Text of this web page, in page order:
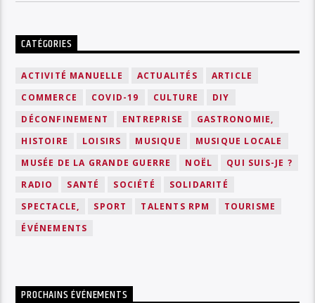
CATÉGORIES
ACTIVITÉ MANUELLE ACTUALITÉS
ARTICLE
COMMERCE
COVID-19 CULTURE
DIY
DÉCONFINEMENT
ENTREPRISE
GASTRONOMIE,
HISTOIRE
LOISIRS MUSIQUE
MUSIQUE LOCALE
MUSÉE DE LA GRANDE GUERRE
NOËL
QUI SUIS-JE ?
RADIO
SANTÉ SOCIÉTÉ
SOLIDARITÉ
SPECTACLE,
SPORT TALENTS RPM
TOURISME
ÉVÉNEMENTS
PROCHAINS ÉVÉNEMENTS